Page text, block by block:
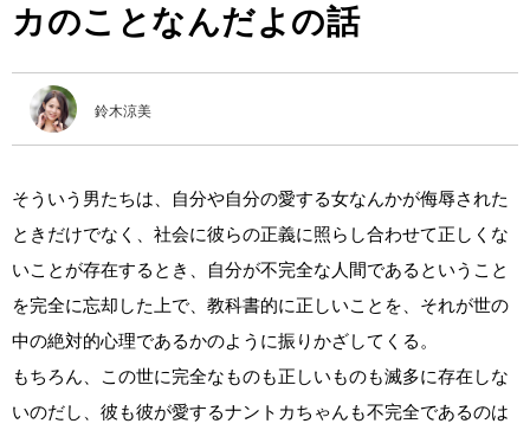
カのことなんだよの話
鈴木涼美
そういう男たちは、自分や自分の愛する女なんかが侮辱された
ときだけでなく、社会に彼らの正義に照らし合わせて正しくな
いことが存在するとき、自分が不完全な人間であるということ
を完全に忘却した上で、教科書的に正しいことを、それが世の
中の絶対的心理であるかのように振りかざしてくる。
もちろん、この世に完全なものも正しいものも滅多に存在しな
いのだし、彼も彼が愛するナントカちゃんも不完全であるのは